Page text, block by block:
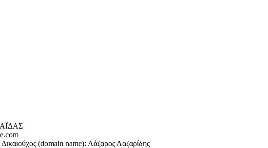
(domain name): Λάζαρος Λαζαρίδης